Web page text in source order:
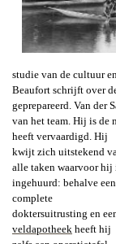
studie van de cultuur
Beaufort schrijft over
geprepareerd. Van der
van het team. Hij is de
heeft vervaardigd. Hij
kwijt zich uitstekend
alle taken waarvoor hij
ingehuurd: behalve een
complete
doktersuitrusting en
veldapotheek heeft hij